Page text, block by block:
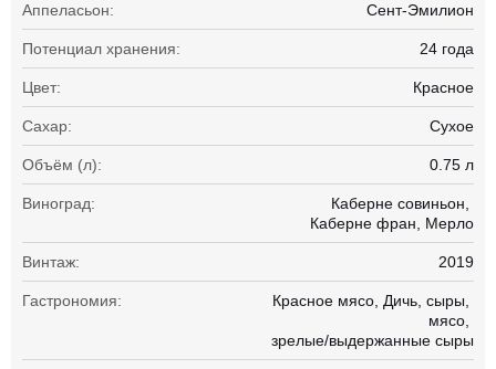
Аппеласьон: Сент-Эмилион
Потенциал хранения: 24 года
Цвет: Красное
Сахар: Сухое
Объём (л): 0.75 л
Виноград:
Каберне совиньон
Каберне фран
Мерло
Винтаж: 2019
Гастрономия: Красное мясо Дичь сыры
мясо
зрелые/выдержанные сыры